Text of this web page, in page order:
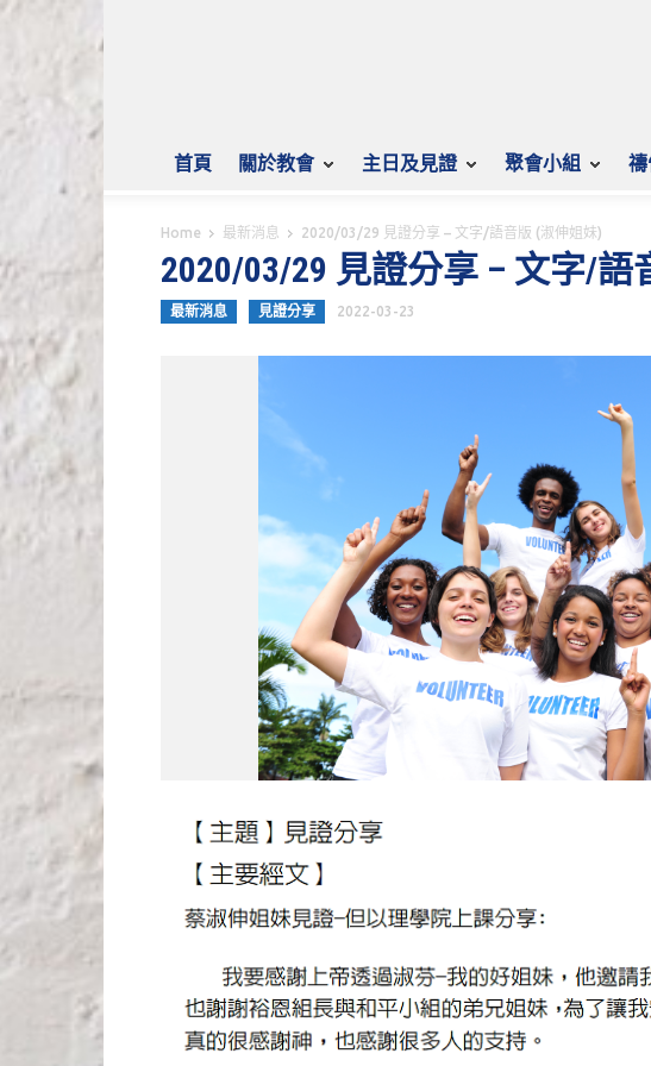
首頁 關於教會 主日及見證 聚會小組 禱
Home 最新消息 2020/03/29 見證分享 – 文字/語音版 (淑伸姐妹)
2020/03/29 見證分享 – 文字/語
最新消息 見證分享 2022-03-23